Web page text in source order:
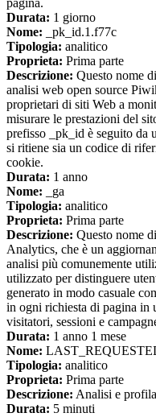
pagina.
Durata: 1 giorno
Nome: _pk_id.1.f77c
Tipologia: analitico
Proprieta: Prima parte
Descrizione: Questo nome
analisi web open source
proprietari di siti Web a
misurare le prestazioni del
prefisso _pk_id è seguito da
si ritiene sia un codice di
cookie.
Durata: 1 anno
Nome: _ga
Tipologia: analitico
Proprieta: Prima parte
Descrizione: Questo nome
Analytics, che è un
analisi più comunemente
utilizzato per distinguere
generato in modo casuale
in ogni richiesta di pagina in
visitatori, sessioni e
Durata: 1 anno 1 mese
Nome:
Tipologia: analitico
Proprieta: Prima parte
Descrizione: Analisi e
Durata: 5 minuti